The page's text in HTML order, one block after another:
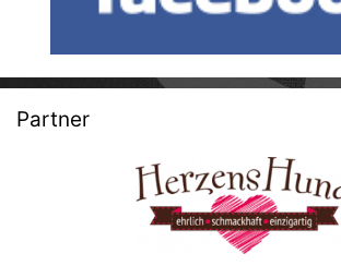
Partner